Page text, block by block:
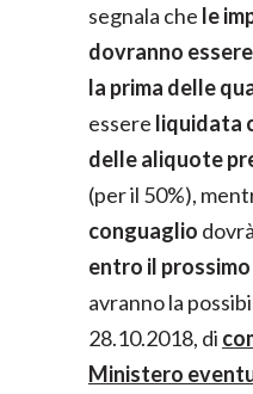
segnala che le
dovranno
la prima delle
essere liquidata
delle aliquote
(per il 50%),
conguaglio
entro il prossimo
avranno la
28.10.2018, di
Ministero